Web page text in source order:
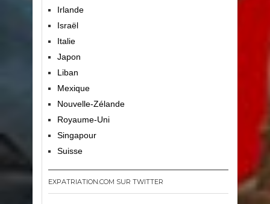
Irlande
Israël
Italie
Japon
Liban
Mexique
Nouvelle-Zélande
Royaume-Uni
Singapour
Suisse
EXPATRIATION.COM SUR TWITTER